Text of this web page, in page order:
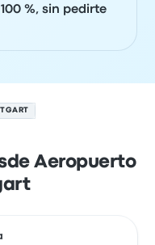
%, sin pedirte
Aeropuerto